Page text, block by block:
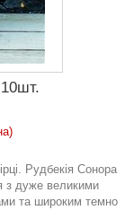
Рудбекія Сонора
з дуже великими
та широким темно